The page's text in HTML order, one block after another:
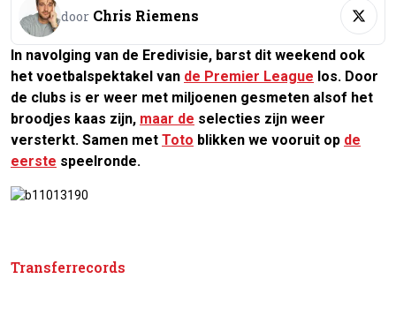
door Chris Riemens
In navolging van de Eredivisie, barst dit weekend ook
het voetbalspektakel van de Premier League los. Door
de clubs is er weer met miljoenen gesmeten alsof het
broodjes kaas zijn, maar de selecties zijn weer
versterkt. Samen met Toto blikken we vooruit op de
eerste speelronde.
Transferrecords